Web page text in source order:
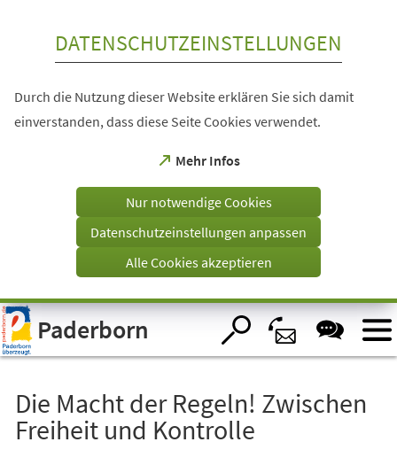
Visuelle
Assistenzsoftware
öffnen.
DATENSCHUTZEINSTELLUNGEN
Durch die Nutzung dieser Website erklären Sie sich damit
einverstanden, dass diese Seite Cookies verwendet.
Mehr Infos
(Öffnet
einem
Tab)
Nur notwendige Cookies
Datenschutzeinstellungen anpassen
Alle Cookies akzeptieren
Paderborn
Die Macht der Regeln! Zwischen
Freiheit und Kontrolle